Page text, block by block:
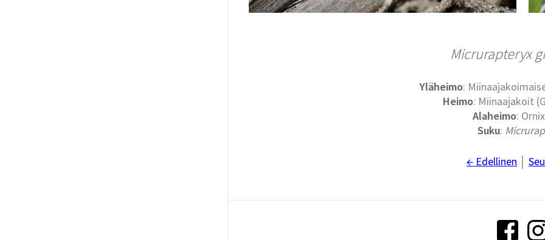
Micrurapteryx
Yläheimo:
Heimo: Miinaajakoit
Alaheimo:
Suku:
← Edellinen